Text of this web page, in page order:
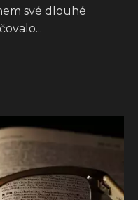
své dlouhé